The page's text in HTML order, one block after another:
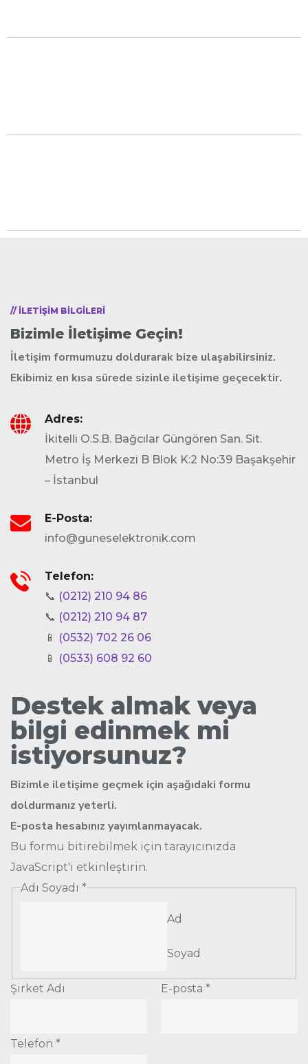
// ILETIŞIM BILGILERI
Bizimle İletişime Geçin!
İletişim formumuzu doldurarak bize ulaşabilirsiniz.
Ekibimiz en kısa sürede sizinle iletişime geçecektir.
Adres:
İkitelli O.S.B. Bağcılar Güngören San. Sit.
Metro İş Merkezi B Blok K:2 No:39 Başakşehir
– İstanbul
E-Posta:
info@guneselektronik.com
Telefon:
📞 (0212) 210 94 86
📞 (0212) 210 94 87
📱
(0532) 702 26 06
📱
(0533) 608 92 60
Destek almak veya
bilgi edinmek mi
istiyorsunuz?
Bizimle iletişime geçmek için aşağıdaki formu
doldurmanız yeterli.
E-posta hesabınız yayımlanmayacak.
Bu formu bitirebilmek için tarayıcınızda
JavaScript'i etkinleştirin.
Adı Soyadı *
Ad
Soyad
Şirket Adı E-posta *
Telefon *